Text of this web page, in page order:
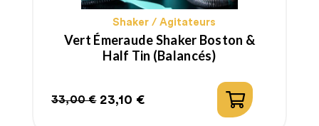
Shaker / Agitateurs
Vert Émeraude Shaker Boston &
Half Tin (Balancés)
Prix
33,00 €
Prix
23,10 €